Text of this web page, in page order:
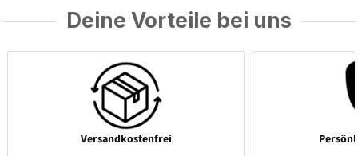
Deine Vorteile bei uns
Versandkostenfrei